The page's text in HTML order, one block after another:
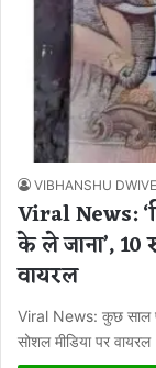
VIBHANSHU
Viral News:
के ले जाना’,
वायरल
Viral News: कुछ साल
सोशल मीडिया पर